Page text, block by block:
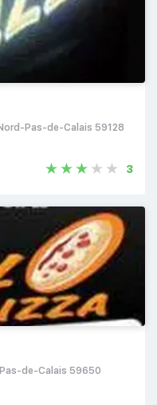
Pas-de-Calais 59128
3
de-Calais 59650